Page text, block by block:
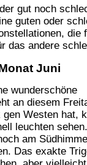
gut noch
guten oder
die
das andere
Juni
wunderschöne
an diesem
Westen hat,
leuchten
am
Das exakte